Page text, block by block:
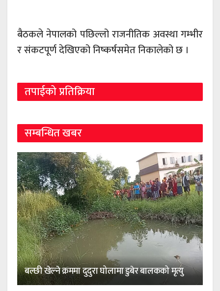
बैठकले नेपालको पछिल्लो राजनीतिक अवस्था गम्भीर
र संकटपूर्ण देखिएको निष्कर्षसमेत निकालेको छ ।
तपाईको प्रतिक्रिया
सम्बन्धित खबर
बल्छी खेल्ने क्रममा दुदुरा घोलामा डुबेर बालकको मृत्यु